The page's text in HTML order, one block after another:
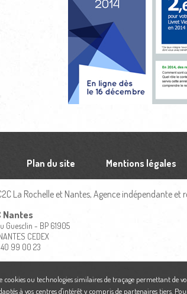
Plan du site Mentions légales
La Rochelle et Nantes, Agence indépendante et
Nantes
Guesclin - BP 61905
CEDEX
40 99 00 23
ou technologies similaires de traçage permettant de
à vos centres d'intérêt y compris de partenaires tiers.